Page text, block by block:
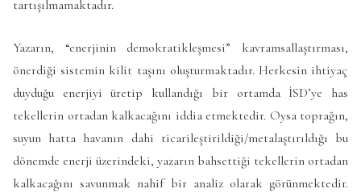
tartışılmamaktadır.
Yazarın, “enerjinin demokratikleşmesi” kavramsallaştırması,
önerdiği sistemin kilit taşını oluşturmaktadır. Herkesin ihtiyaç
duyduğu enerjiyi üretip kullandığı bir ortamda İSD’ye has
tekellerin ortadan kalkacağını iddia etmektedir. Oysa toprağın,
suyun hatta havanın dahi ticarileştirildiği/metalaştırıldığı bu
dönemde enerji üzerindeki, yazarın bahsettiği tekellerin ortadan
kalkacağını savunmak nahif bir analiz olarak görünmektedir.